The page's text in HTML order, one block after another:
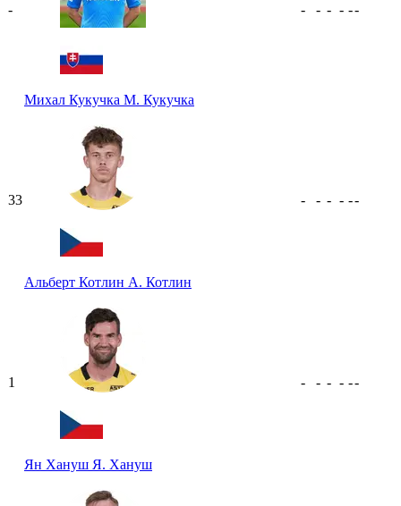
-
Михал Кукучка М. Кукучка
- - - - --
33
Альберт Котлин А. Котлин
- - - - --
1
Ян Хануш Я. Хануш
- - - - --